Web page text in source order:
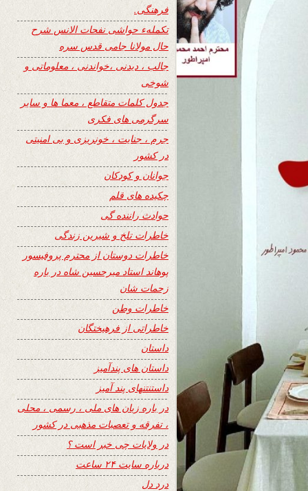
فرهنگی.
تکملهء حواشی نفحات الانس شرح
حال مولانا جامی قدس سره
جالب ، دیدنی ،خواندنی ، معلوماتی و
شوخی
جدول کلمات متقاطع ، معما ها و سایر
سرگرمی های فکری
جرم ، جنایت ، خونریزی و بی امنیتی
در کشور
جوانان و کودکان
چکیده های قلم
حوادث راننده گی
خاطرات تلخ و شیرین زندگی
خاطرات دوستان از محترم پروفیسور
پوهاند استاد میرحسین شاه در باره
زحمات شان
خاطرات وطن
خاطراتی از فرهیختگان
داستان
داستان های پندآمیز
داستنتنهای پند آمیز
در باره زبان های ملی ، رسمی ، محلی
، تفرقه و تعصبات مذهبی در کشور
در ولایات چی خبر است ؟
درباره سایت ۲۴ ساعت
درد دل